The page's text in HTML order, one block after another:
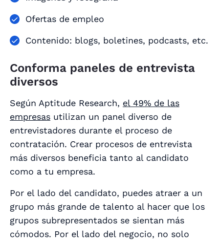
Ofertas de empleo
Contenido: blogs, boletines, podcasts, etc.
Conforma paneles de entrevista
diversos
Según Aptitude Research, el 49% de las
empresas utilizan un panel diverso de
entrevistadores durante el proceso de
contratación. Crear procesos de entrevista
más diversos beneficia tanto al candidato
como a tu empresa.
Por el lado del candidato, puedes atraer a un
grupo más grande de talento al hacer que los
grupos subrepresentados se sientan más
cómodos. Por el lado del negocio, no solo